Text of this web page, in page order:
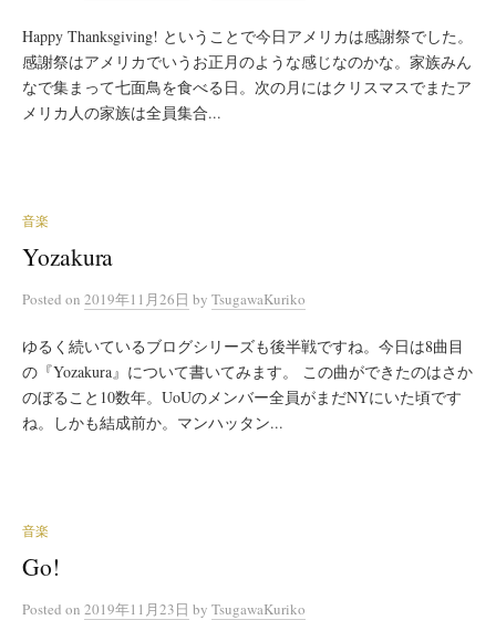
Happy Thanksgiving! ということで今日アメリカは感謝祭でした。
感謝祭はアメリカでいうお正月のような感じなのかな。家族みん
なで集まって七面鳥を食べる日。次の月にはクリスマスでまたア
メリカ人の家族は全員集合...
音楽
Yozakura
Posted on 2019年11月26日 by TsugawaKuriko
ゆるく続いているブログシリーズも後半戦ですね。今日は8曲目
の『Yozakura』について書いてみます。 この曲ができたのはさか
のぼること10数年。UoUのメンバー全員がまだNYにいた頃です
ね。しかも結成前か。マンハッタン...
音楽
Go!
Posted on 2019年11月23日 by TsugawaKuriko